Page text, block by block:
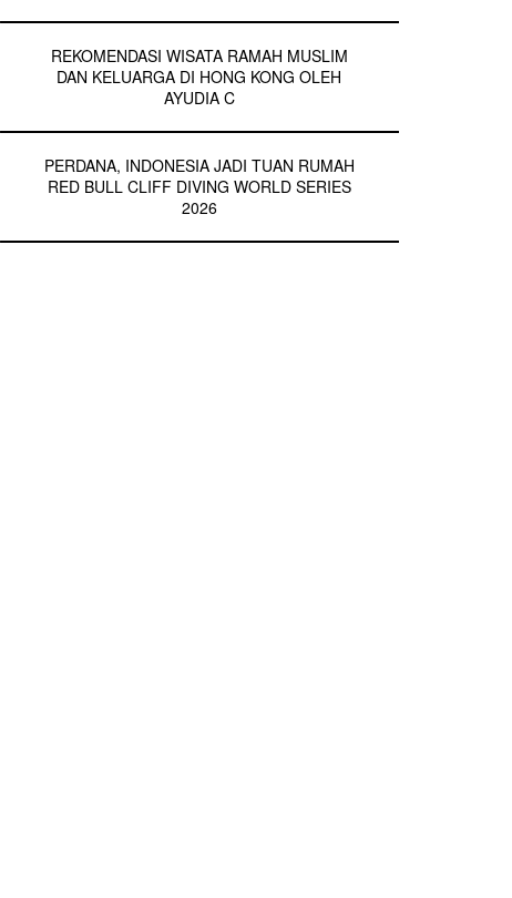
REKOMENDASI WISATA RAMAH MUSLIM
DAN KELUARGA DI HONG KONG OLEH
AYUDIA C
PERDANA, INDONESIA JADI TUAN RUMAH
RED BULL CLIFF DIVING WORLD SERIES
2026